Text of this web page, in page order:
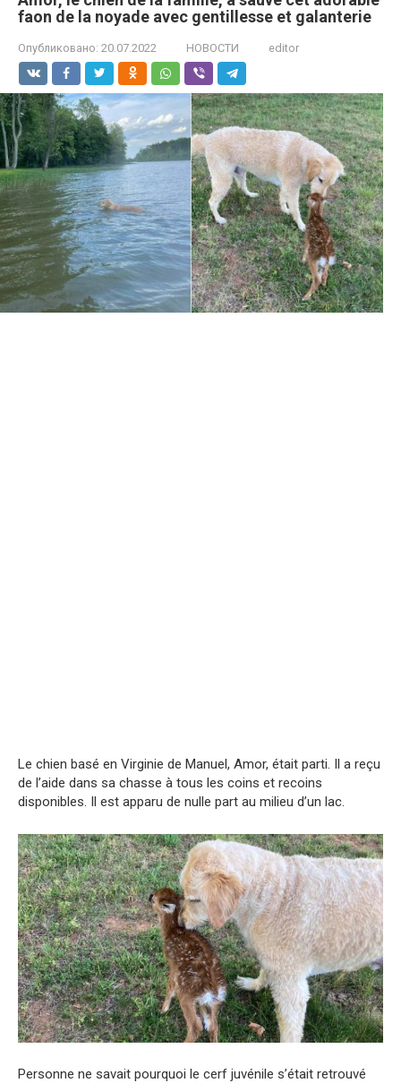
faon de la noyade avec gentillesse et galanterie
Опубликовано: 20.07.2022 НОВОСТИ editor
Le chien basé en Virginie de Manuel, Amor, était parti. Il a reçu
de l’aide dans sa chasse à tous les coins et recoins
disponibles. Il est apparu de nulle part au milieu d’un lac.
Personne ne savait pourquoi le cerf juvénile s’était retrouvé